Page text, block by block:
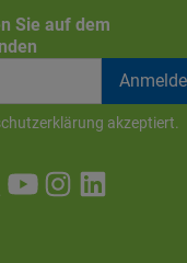
Sie auf dem
akzeptiert.